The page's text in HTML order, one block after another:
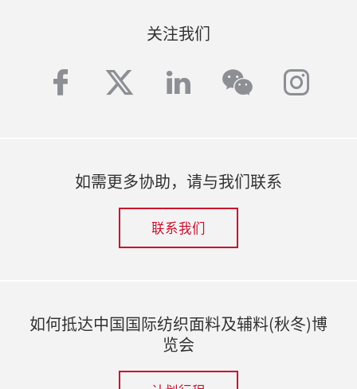
关注我们
facebook
twitterlinkedinwechat
如需更多协助，请与我们联系
联系我们
如何抵达中国国际纺织面料及辅料(秋冬)博
览会